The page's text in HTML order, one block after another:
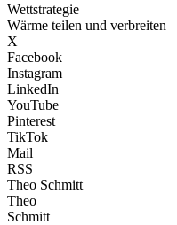
Wettstrategie
Wärme teilen und verbreiten
X
Facebook
Instagram
LinkedIn
YouTube
Pinterest
TikTok
Mail
RSS
Theo Schmitt
Theo
Schmitt